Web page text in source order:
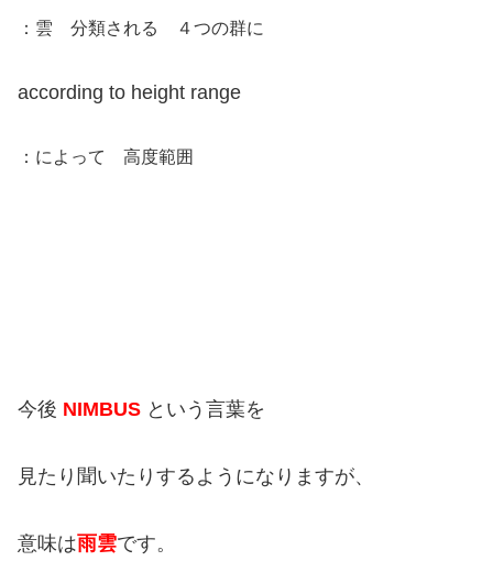
：雲 分類される ４つの群に
according to height range
：によって 高度範囲
今後 NIMBUS という言葉を
見たり聞いたりするようになりますが、
意味は雨雲です。